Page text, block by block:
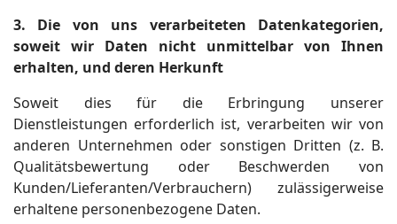
3. Die von uns verarbeiteten Datenkategorien,
soweit wir Daten nicht unmittelbar von Ihnen
erhalten, und deren Herkunft
Soweit dies für die Erbringung unserer
Dienstleistungen erforderlich ist, verarbeiten wir von
anderen Unternehmen oder sonstigen Dritten (z. B.
Qualitätsbewertung oder Beschwerden von
Kunden/Lieferanten/Verbrauchern) zulässigerweise
erhaltene personenbezogene Daten.